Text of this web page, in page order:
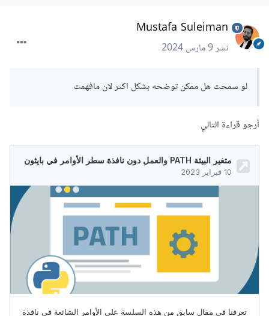
Mustafa Suleiman
نشر9 مارس 2024
لو سمحت هل ممكن توضحه بشكل اكثر لان مافهمت
أرجو قراءة التالي